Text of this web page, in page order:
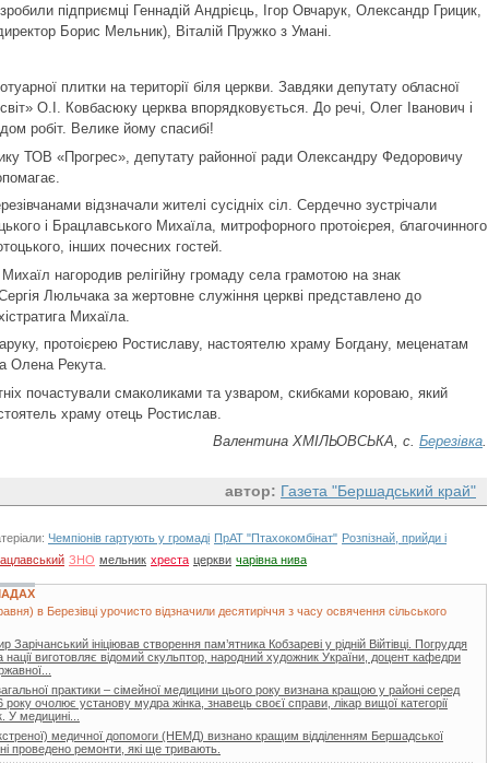
підприємці Геннадій Андрієць, Ігор Овчарук, Олександр Грицик,
Борис Мельник), Віталій Пружко з Умані.
плитки на території біля церкви. Завдяки депутату обласної
О.І. Ковбасюку церква впорядковується. До речі, Олег Іванович і
робіт. Велике йому спасибі!
ТОВ «Прогрес», депутату районної ради Олександру Федоровичу
відзначали жителі сусідніх сіл. Сердечно зустрічали
і Брацлавського Михаїла, митрофорного протоієрея, благочинного
інших почесних гостей.
Михаїл нагородив релігійну громаду села грамотою на знак
Люльчака за жертовне служіння церкві представлено до
Михаїла.
протоієрею Ростиславу, настоятелю храму Богдану, меценатам
Олена Рекута.
почастували смаколиками та узваром, скибками короваю, який
храму отець Ростислав.
Валентина ХМІЛЬОВСЬКА, с. Березівка.
автор: Газета "Бершадський край"
Чемпіонів гартують у громаді ПрАТ "Птахокомбінат" Розпізнай, прийди і
ЗНО мельник хреста церкви чарівна нива
в Березівці урочисто відзначили десятиріччя з часу освячення сільського
ініціював створення пам’ятника Кобзареві у рідній Війтівці. Погруддя
нації виготовляє відомий скульптор, народний художник України, доцент кафедри
практики – сімейної медицини цього року визнана кращою у районі серед
очолює установу мудра жінка, знавець своєї справи, лікар вищої категорії
У медицині...
медичної допомоги (НЕМД) визнано кращим відділенням Бершадської
проведено ремонти, які ще тривають.